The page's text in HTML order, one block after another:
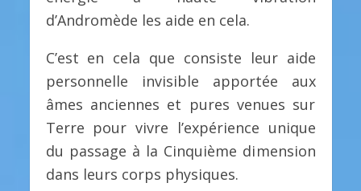
d’Andromède les aide en cela.
C’est en cela que consiste leur aide
personnelle invisible apportée aux
âmes anciennes et pures venues sur
Terre pour vivre l’expérience unique
du passage à la Cinquième dimension
dans leurs corps physiques.